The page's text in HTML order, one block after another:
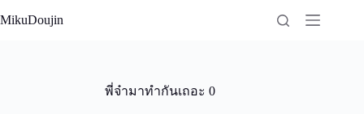
to
MikuDoujin
พี่จ๋ามาทำกันเถอะ 0